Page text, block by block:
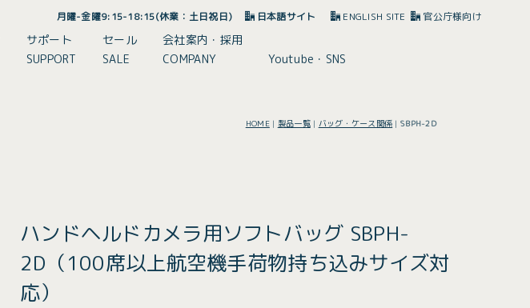
月曜-金曜9:15-18:15(休業：土日祝日) 日本語サイト ENGLISH SITE 官公庁様向け
サポート
SUPPORT
セール
SALE
会社案内・採用
COMPANY
Youtube・SNS
HOME| 製品一覧| バッグ・ケース関係 |SBPH-2D
ハンドヘルドカメラ用ソフトバッグ SBPH-
2D（100席以上航空機手荷物持ち込みサイズ対
応）